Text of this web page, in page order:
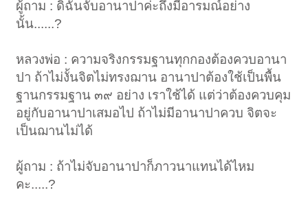
ผู้ถาม : ดิฉันจับอานาปาค่ะถึงมีอารมณ์อย่าง
นั้น......?
หลวงพ่อ : ความจริงกรรมฐานทุกกองต้องควบอานา
ปา ถ้าไม่งั้นจิตไม่ทรงฌาน อานาปาต้องใช้เป็นพื้น
ฐานกรรมฐาน ๓๙ อย่าง เราใช้ได้ แต่ว่าต้องควบคุม
อยู่กับอานาปาเสมอไป ถ้าไม่มีอานาปาควบ จิตจะ
เป็นฌานไม่ได้
ผู้ถาม : ถ้าไม่จับอานาปาก็ภาวนาแทนได้ไหม
คะ.....?